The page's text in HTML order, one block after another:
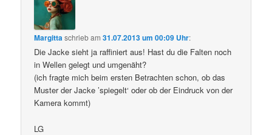
Margittaschriebam31.07.2013 um 00:09 Uhr:
Die Jacke sieht ja raffiniert aus! Hast du die Falten noch
in Wellen gelegt und umgenäht?
(ich fragte mich beim ersten Betrachten schon, ob das
Muster der Jacke ’spiegelt‘ oder ob der Eindruck von der
Kamera kommt)
LG